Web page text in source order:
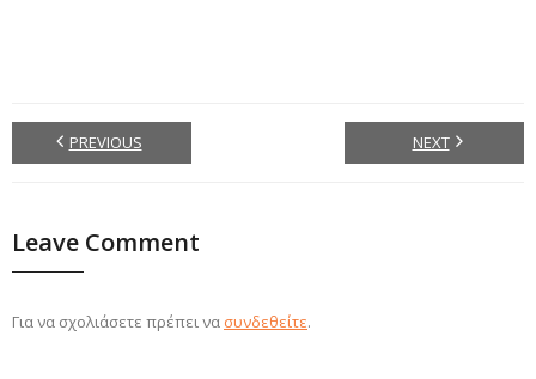
PREVIOUS NEXT
Leave Comment
Για να σχολιάσετε πρέπει να συνδεθείτε.